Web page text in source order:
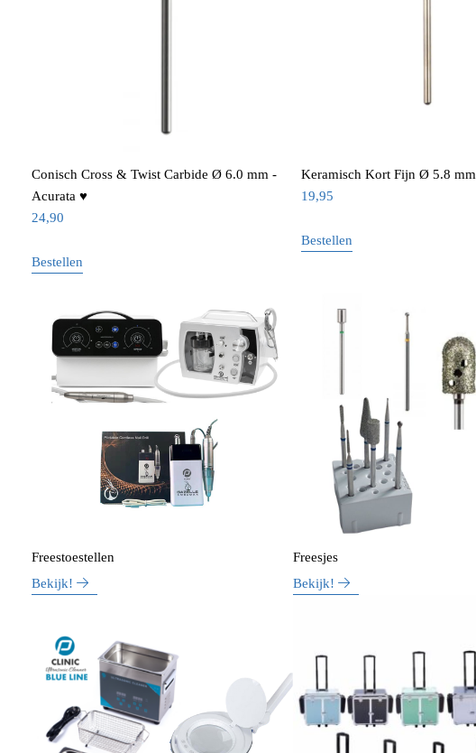
Conisch Cross & Twist Carbide Ø 6.0 mm -
Acurata ♥
24,90
Bestellen
Keramisch Kort Fijn Ø 5.8 mm
19,95
Bestellen
Freestoestellen
Bekijk!
Freesjes
Bekijk!